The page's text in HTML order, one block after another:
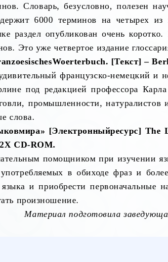
Словарь, безусловно, полезен
6000 терминов на четырех
раздел опубликован очень
Это уже четвертое издание
Woerterbuch. [Текст] –
французско-немецкий и
под редакцией профессора
промышленности, натуралистов
слова.
мира» [Электронныйресурс] The
CD-ROM.
помощником при изучении
в обиходе фраз и
и приобрести первоначальные
произношение.
Материал подготовила